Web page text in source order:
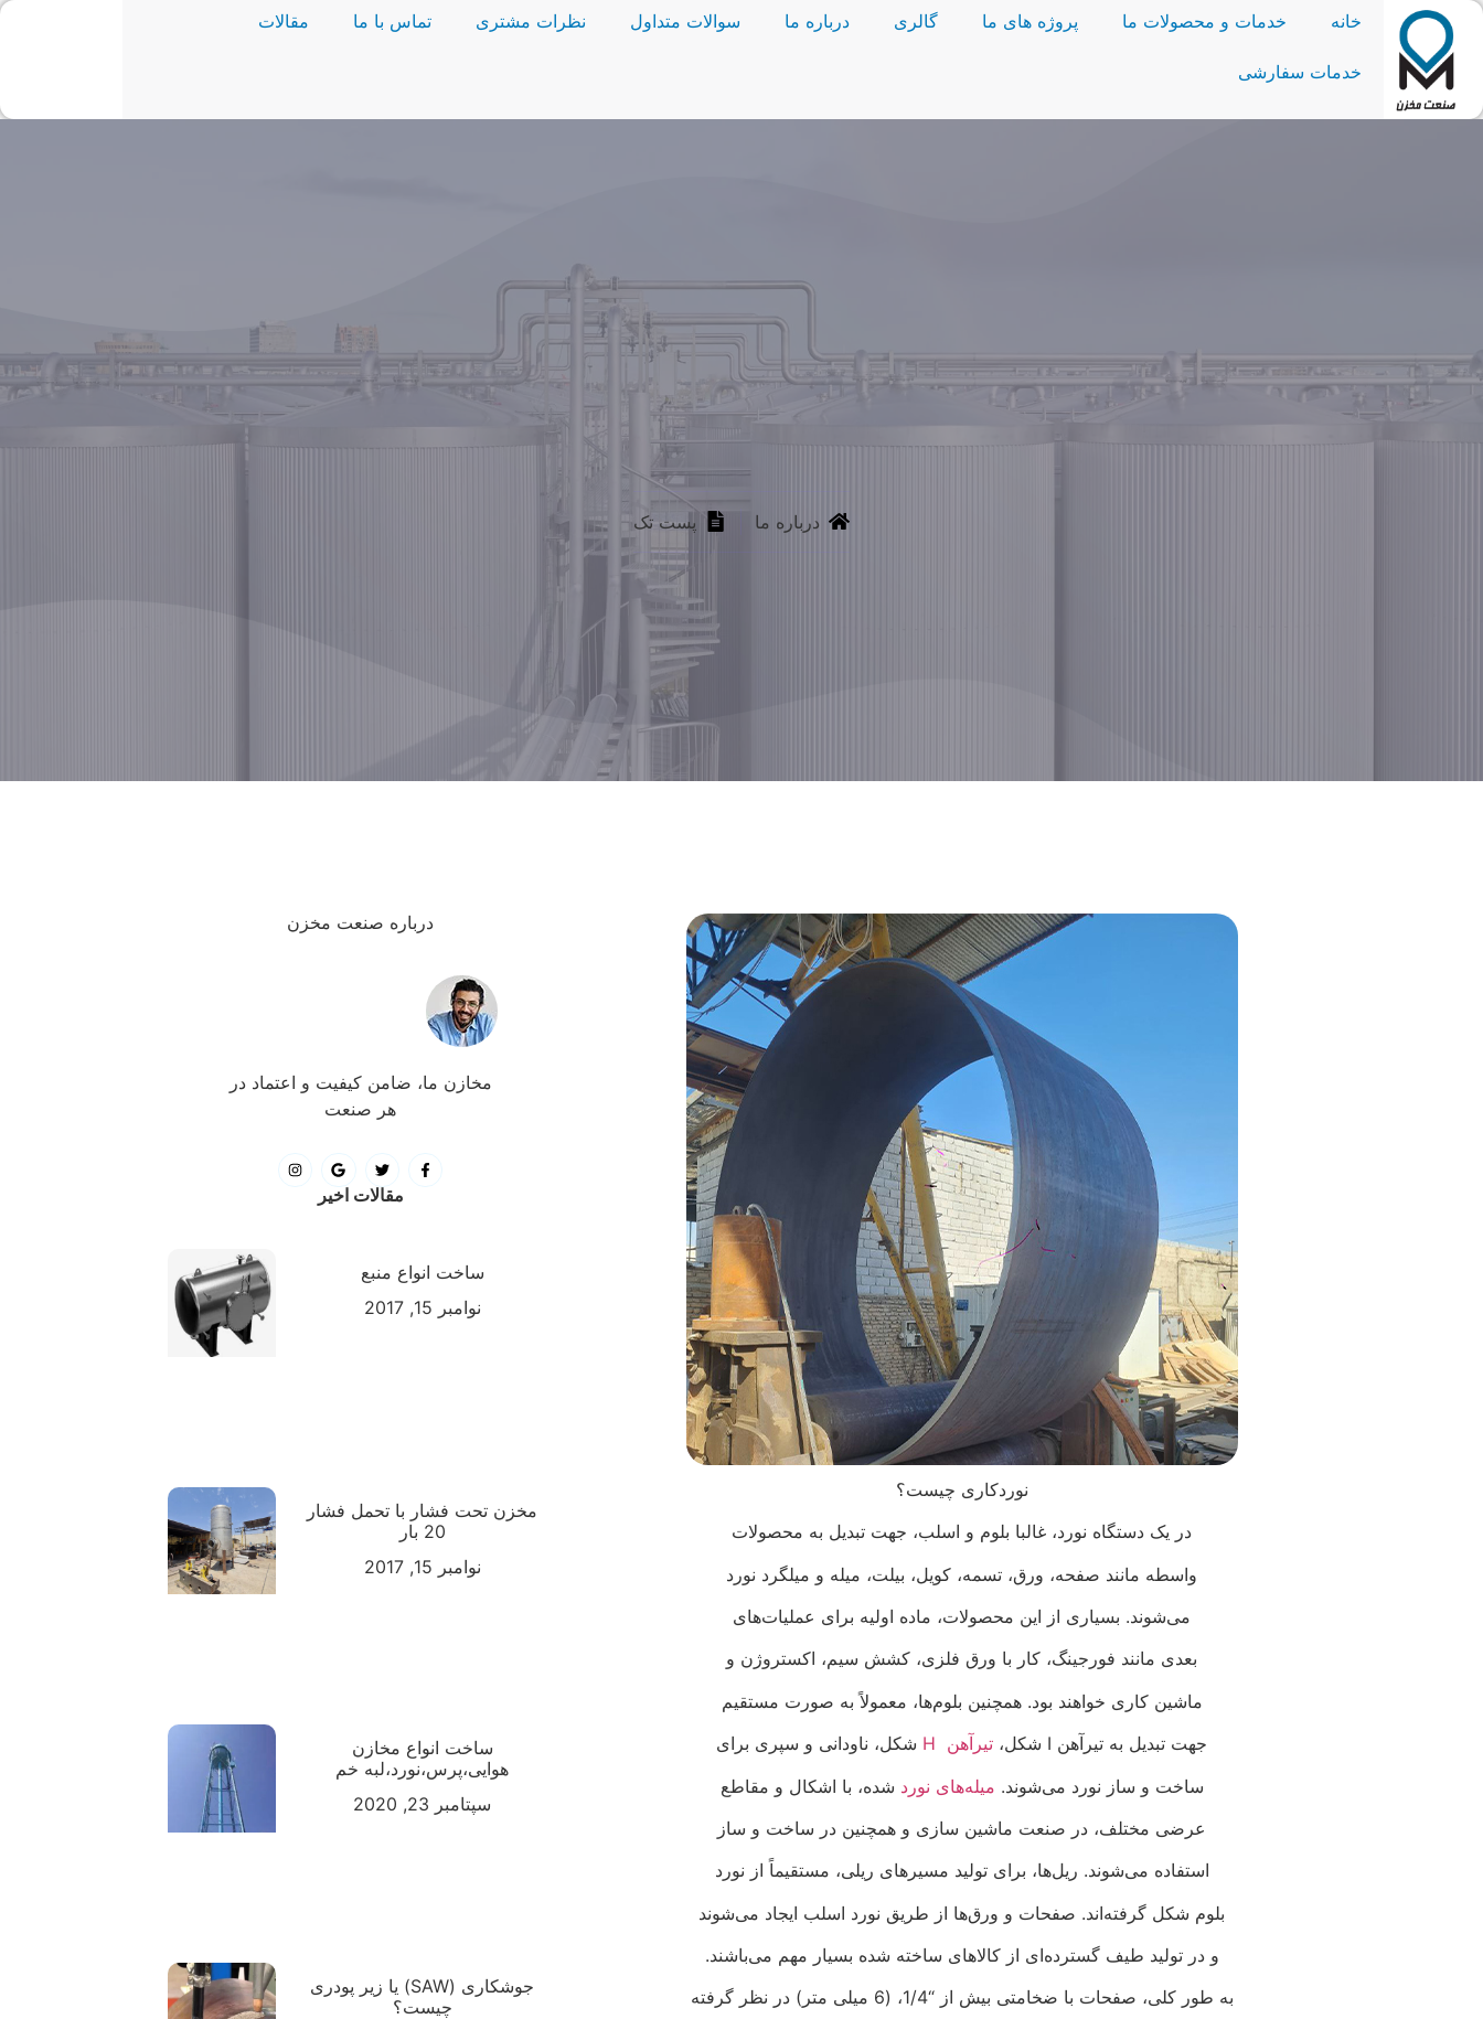
خانه خدمات و محصولات ما پروژه های ما گالری درباره ما سوالات متداول نظرات مشتری تماس با ما مقالات
خدمات سفارشی
درباره ما پست تک
نوردکاری چیست؟
در یک دستگاه نورد، غالبا بلوم و اسلب، جهت تبدیل به محصولات
واسطه مانند صفحه، ورق، تسمه، کویل، بیلت، میله و میلگرد نورد
می‌شوند. بسیاری از این محصولات، ماده اولیه برای عملیات‌های
بعدی مانند فورجینگ، کار با ورق فلزی، کشش سیم، اکستروژن و
ماشین کاری خواهند بود. همچنین بلو‌م‌ها، معمولاً به صورت مستقیم
جهت تبدیل به تیرآهن I شکل،
تیرآهن H
شکل، ناودانی و سپری برای
ساخت و ساز نورد می‌شوند. میله‌های نورد شده، با اشکال و مقاطع
عرضی مختلف، در صنعت ماشین سازی و همچنین در ساخت و ساز
استفاده می‌شوند. ریل‌ها، برای تولید مسیرهای ریلی، مستقیماً از نورد
بلوم شکل گرفته‌اند. صفحات و ورق‌ها از طریق نورد اسلب ایجاد می‌شوند
و در تولید طیف گسترده‌ای از کالاهای ساخته شده بسیار مهم می‌باشند.
به طور کلی، صفحات با ضخامتی بیش از “1/4، (6 میلی متر) در نظر گرفته
درباره صنعت مخزن
مخازن ما، ضامن کیفیت و اعتماد در
هر صنعت
مقالات اخیر
ساخت انواع منبع
نوامبر 15, 2017
مخزن تحت فشار با تحمل فشار
20 بار
نوامبر 15, 2017
ساخت انواع مخازن
هوایی،پرس،نورد،لبه خم
سپتامبر 23, 2020
جوشکاری (SAW) یا زیر پودری
چیست؟